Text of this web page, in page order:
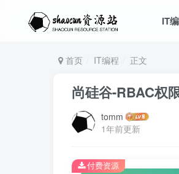
IT
首页 IT编程 正文
尚硅谷-RBAC权
tomm
1年前更新
付费资源